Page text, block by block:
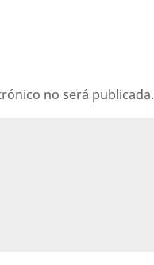
no será publicada.